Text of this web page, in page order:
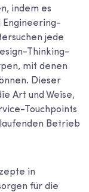
indem es
Engineering-
jede
Thinking-
mit denen
Dieser
Art und Weise,
Touchpoints
Betrieb
in
für die